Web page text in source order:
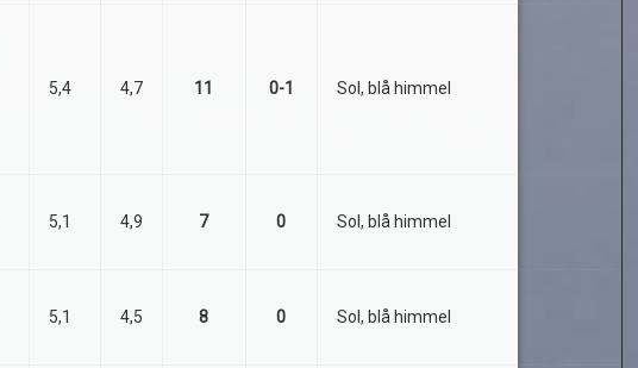
5,4 4,7 11 0-1 Sol, blå himmel
5,1 4,9 7 0 Sol, blå himmel
5,1 4,5 8 0 Sol, blå himmel